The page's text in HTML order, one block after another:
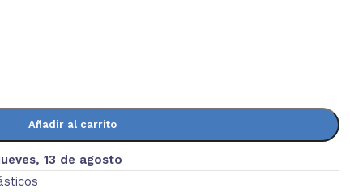
Añadir al carrito
13 de agosto